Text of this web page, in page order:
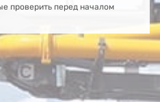
проверить перед началом